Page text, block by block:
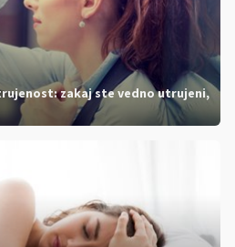
zakaj ste vedno utrujeni,